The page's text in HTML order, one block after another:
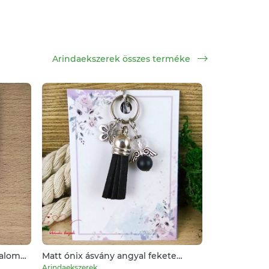
Arindaekszerek összes terméke
Matt ónix ásvány angyal fekete
bojttal virággal kulcstartó táskadísz